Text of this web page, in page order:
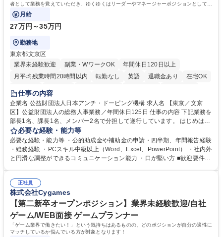
者として業務を覚えていただき、ゆくゆくはリーダーやマネージャーポジションとして活
躍いただくことを期待しています。
月給
27万円～35万円
勤務地
東京都文京区
業界未経験歓迎
副業・WワークOK
年間休日120日以上
月平均残業時間20時間以内
転勤なし 英語 退職金あり
在宅OK
賞与あり
育休あり
食事補助あり
仕事の内容
企業名 公益財団法人日本アンチ・ドーピング機構 求人名 【東京／文京
区】公益財団法人の総務人事業務／年間休日125日 仕事の内容 下記業務を
部長1名、課長1名、メンバー2名で分担して遂行しています。 はじめは担
当者として業務を覚えていただき、ゆくゆくはリーダーやマネージャーポ
ジションとして活躍いただくことを期待しています。 【総務・人事グルー
プの業務内容】 ・人事制度関連 ・採用活動 ・教育研修の企画、実行 ・勤
怠管理 ・官公庁への各種提出 ・法定の会議運営（評議員会、理事会） ・
管理 ・福利厚生関連 ・職員からの問合せ、相談対応 ・その他日常の総務
業務全般 募集職種 【東京／文京区】公益財団法人の総務人事業務／年間
休日125日
必要な経験・能力等
必要な経験・能力等 ・公的助成金や補助金の申請・四半期、年間報告経験
・総務経験 ・PCスキル中級以上（Word、Excel、PowerPoint） ・社内外
と円滑な調整ができるコミュニケーション能力 ・口が堅い方 ■歓迎要件
正社員
株式会社Cygames
【第二新卒オープンポジション】業界未経験歓迎/自社
ゲーム/WEB面接 ゲームプランナー
「ゲーム業界で働きたい！」という気持ちはあるものの、どのポジションが自分の適性に
マッチしているか悩んでいる方が対象となります！